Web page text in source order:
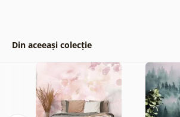
Din aceeași colecție